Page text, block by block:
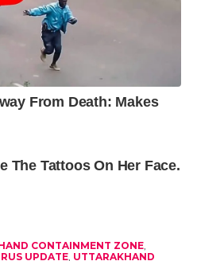
CONTAINMENT ZONE,
UPDATE, UTTARAKHAND